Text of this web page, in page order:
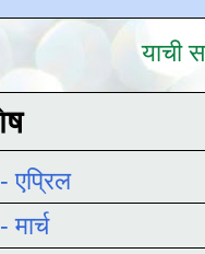
याची
एप्रिल
मार्च